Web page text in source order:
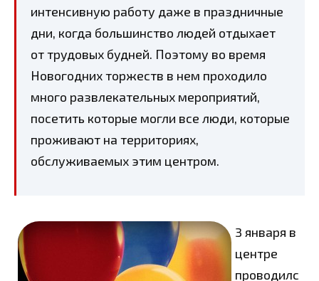
интенсивную работу даже в праздничные
дни, когда большинство людей отдыхает
от трудовых будней. Поэтому во время
Новогодних торжеств в нем проходило
много развлекательных мероприятий,
посетить которые могли все люди, которые
проживают на территориях,
обслуживаемых этим центром.
3 января в
центре
проводилс